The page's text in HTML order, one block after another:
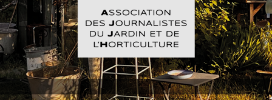
Association des Journalistes du
Jardin et de l'Horticulture